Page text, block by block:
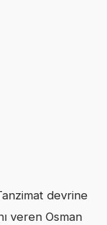
devrine
veren Osman